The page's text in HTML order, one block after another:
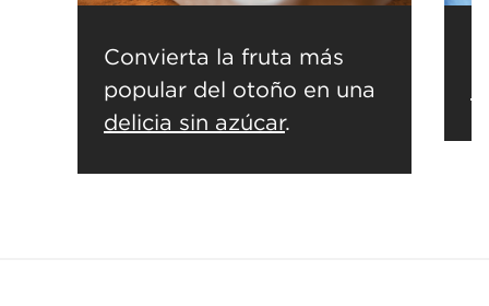
Convierta la fruta más
popular del otoño en una
delicia sin azúcar.